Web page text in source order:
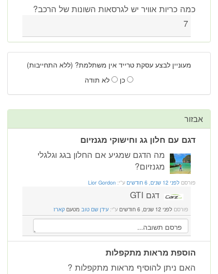
כמה כריות אוויר יש לגרסאות השונות של הרכב?
7
מעוניין לבצע עסקת טרייד אין משתלמת? (ללא התחייבות)
כן
לא תודה
אבזור
דגם עם חלון גג וחישוקי מגנזיום
מה הדגם שמגיע אם החלון בגג וגלגלי
מגנזיום?
פורסם לפני 12 שנים, 6 חודשים ע"י: Lior Gordon
דגם GTI
פורסם לפני 12 שנים, 6 חודשים ע"י: עידן שם טוב מטעם קארז
הוספת מראות מתקפלות
האם ניתן להוסיף מראות מתקפלות ?